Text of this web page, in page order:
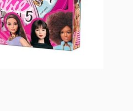
las categorías